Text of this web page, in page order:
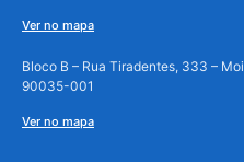
Ver no mapa
Bloco B – Rua Tiradentes, 333 –
90035-001
Ver no mapa